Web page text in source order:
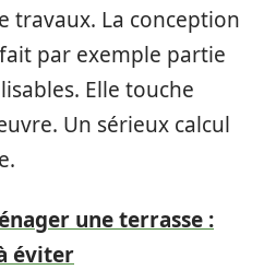
travaux. La conception
par exemple partie
Elle touche
Un sérieux calcul
une terrasse :
éviter